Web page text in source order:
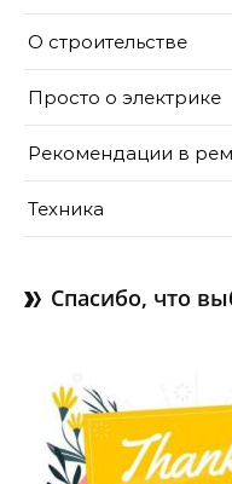
О строительстве
Просто о электрике
Рекомендации в
Техника
Спасибо, что